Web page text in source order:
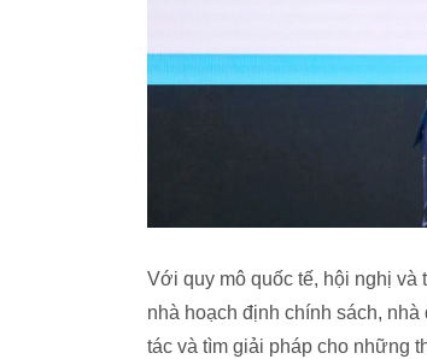
Với quy mô quốc tế, hội nghị
nhà hoạch định chính sách,
tác và tìm giải pháp cho những